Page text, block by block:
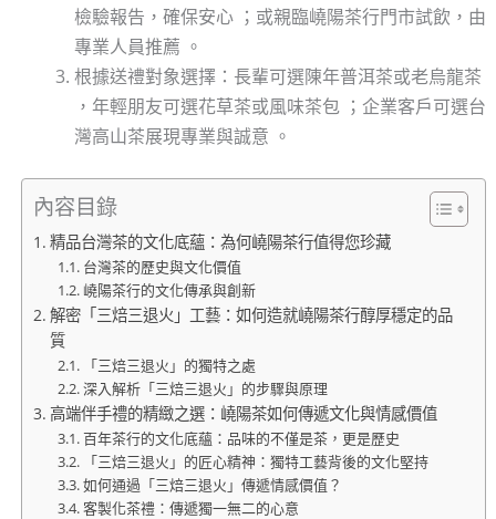
檢驗報告，確保安心 ；或親臨嶢陽茶行門市試飲，由
專業人員推薦 。
根據送禮對象選擇：長輩可選陳年普洱茶或老烏龍茶
，年輕朋友可選花草茶或風味茶包 ；企業客戶可選台
灣高山茶展現專業與誠意 。
內容目錄
精品台灣茶的文化底蘊：為何嶢陽茶行值得您珍藏
台灣茶的歷史與文化價值
嶢陽茶行的文化傳承與創新
解密「三焙三退火」工藝：如何造就嶢陽茶行醇厚穩定的品
質
「三焙三退火」的獨特之處
深入解析「三焙三退火」的步驟與原理
高端伴手禮的精緻之選：嶢陽茶如何傳遞文化與情感價值
百年茶行的文化底蘊：品味的不僅是茶，更是歷史
「三焙三退火」的匠心精神：獨特工藝背後的文化堅持
如何通過「三焙三退火」傳遞情感價值？
客製化茶禮：傳遞獨一無二的心意